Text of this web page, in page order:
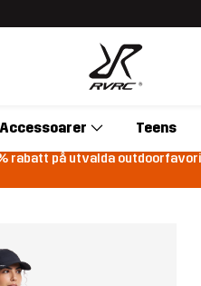
Accessoarer Teens
rabatt på utvalda